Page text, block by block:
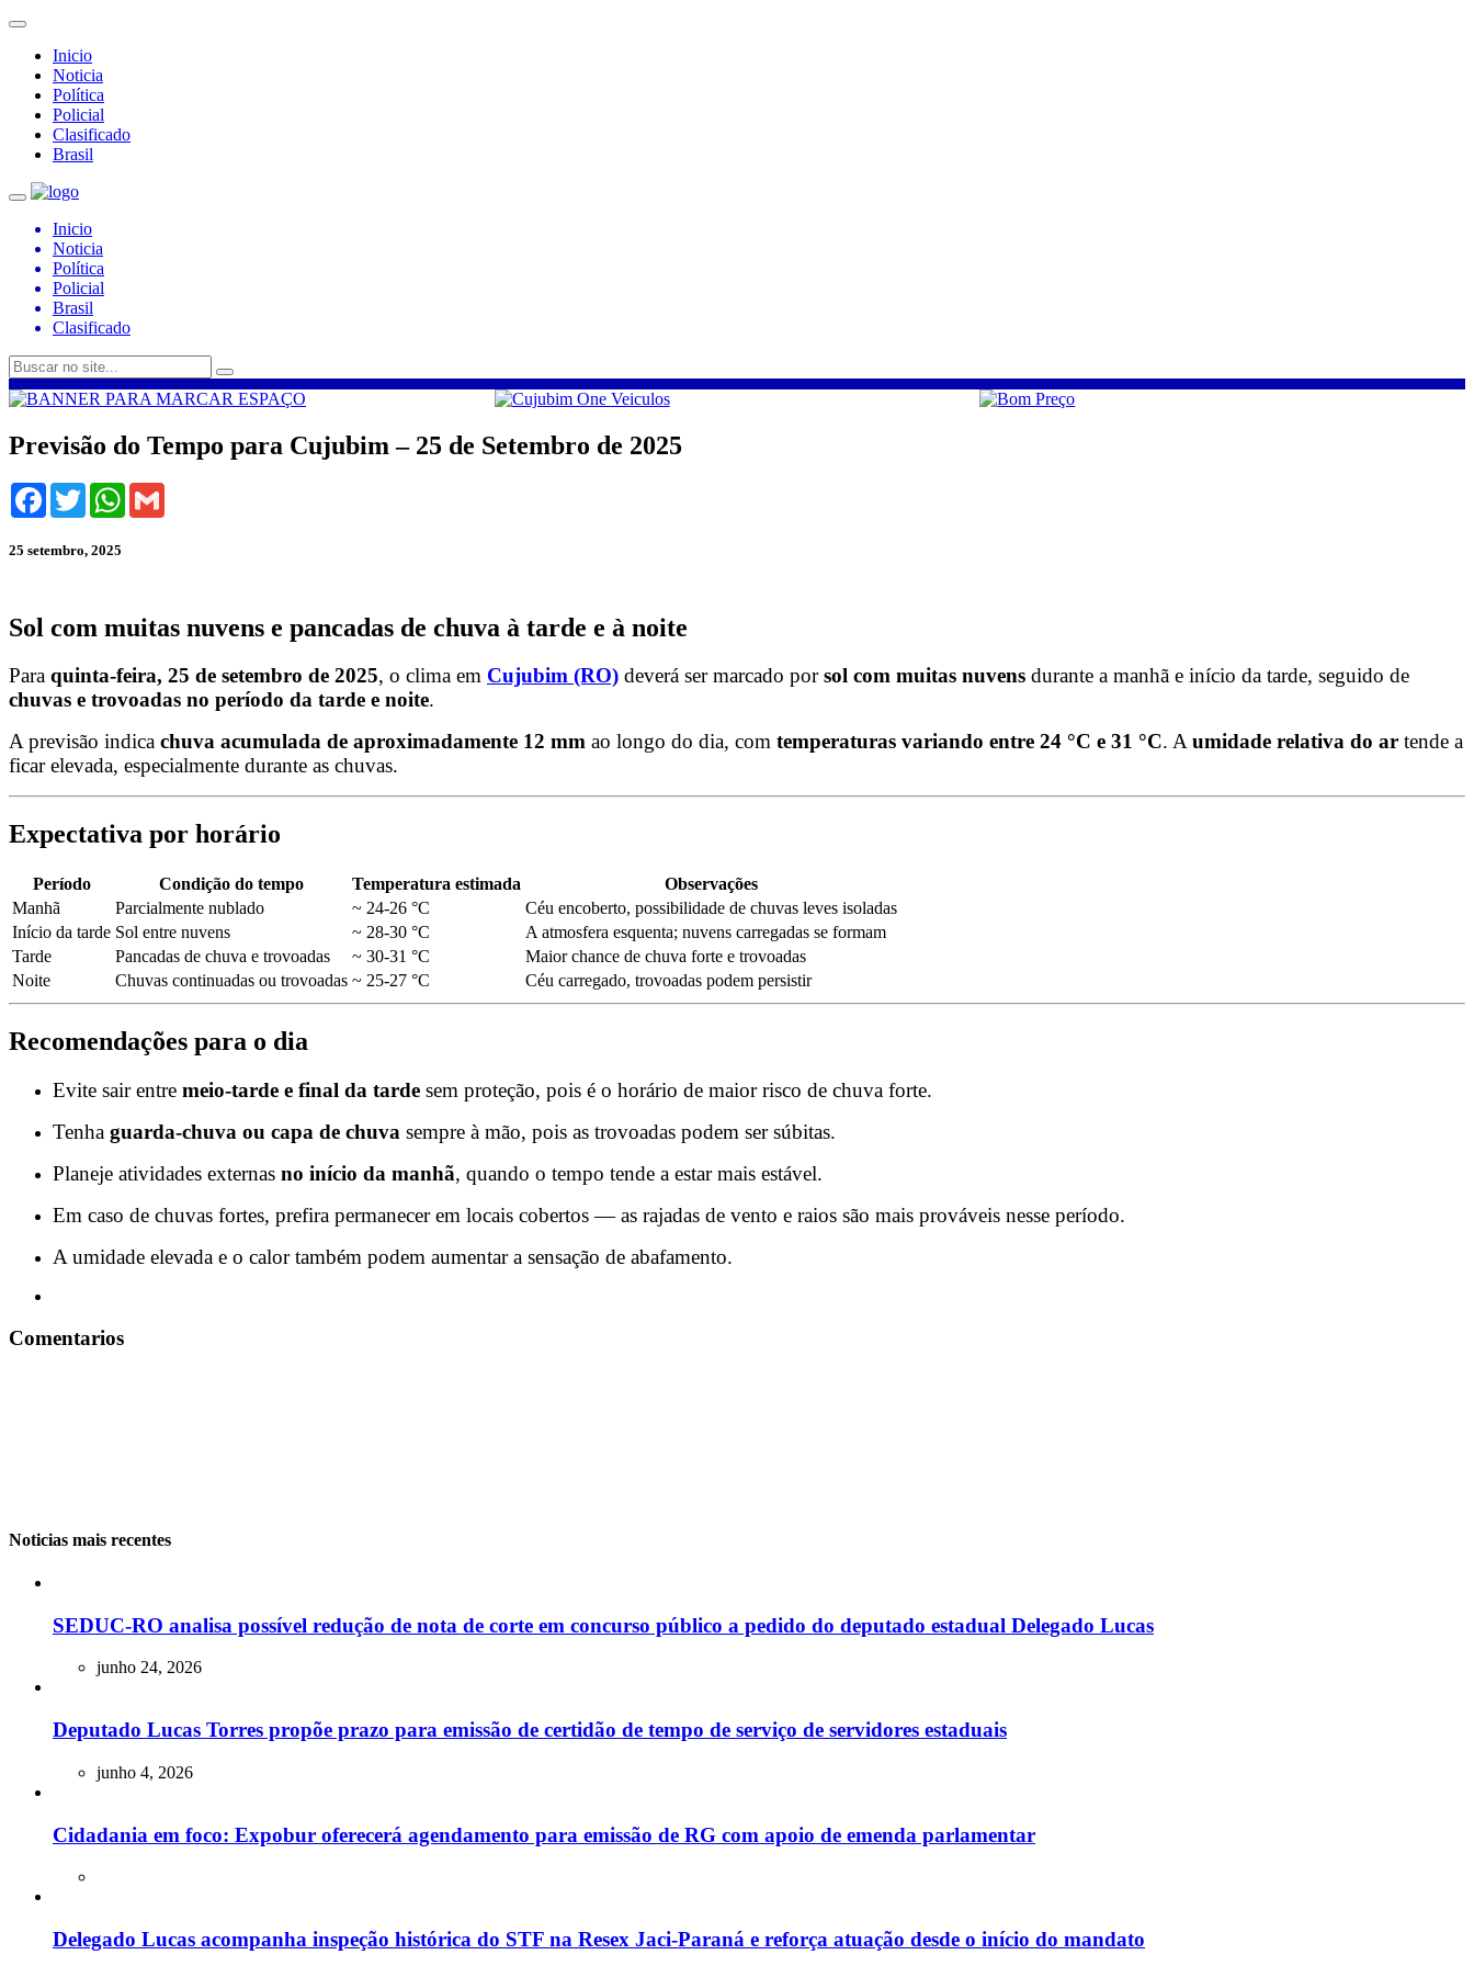
Inicio
Noticia
Política
Policial
Clasificado
Brasil
Inicio
Noticia
Política
Policial
Brasil
Clasificado
Previsão do Tempo para Cujubim – 25 de Setembro de 2025
Facebook
TwitterWhatsApp
25 setembro, 2025
Sol com muitas nuvens e pancadas de chuva à tarde e à noite
Para quinta-feira, 25 de setembro de 2025, o clima em Cujubim (RO) deverá ser marcado porsol com muitas nuvens durante a manhã e início da tarde, seguido de
chuvas e trovoadas no período da tarde e noite.
A previsão indica chuva acumulada de aproximadamente 12 mm ao longo do dia, com temperaturas variando entre 24 °C e 31 °C. A umidade relativa do ar tende a
ficar elevada, especialmente durante as chuvas.
Expectativa por horário
Período Condição do tempo Temperatura estimada
Observações
Manhã
Parcialmente nublado ~ 24-26 °C
Céu encoberto, possibilidade de chuvas leves isoladas
Início da tarde Sol entre nuvens ~ 28-30 °C
A atmosfera esquenta; nuvens carregadas se formam
Tarde
Pancadas de chuva e trovoadas ~ 30-31 °C
Maior chance de chuva forte e trovoadas
Noite
Chuvas continuadas ou trovoadas ~ 25-27 °C Céu carregado, trovoadas podem persistir
Recomendações para o dia
Evite sair entre meio-tarde e final da tarde sem proteção, pois é o horário de maior risco de chuva forte.
Tenha guarda-chuva ou capa de chuva sempre à mão, pois as trovoadas podem ser súbitas.
Planeje atividades externas no início da manhã, quando o tempo tende a estar mais estável.
Em caso de chuvas fortes, prefira permanecer em locais cobertos — as rajadas de vento e raios são mais prováveis nesse período.
A umidade elevada e o calor também podem aumentar a sensação de abafamento.
Comentarios
Noticias mais recentes
SEDUC-RO analisa possível redução de nota de corte em concurso público a pedido do deputado estadual Delegado Lucas
junho 24, 2026
Deputado Lucas Torres propõe prazo para emissão de certidão de tempo de serviço de servidores estaduais
junho 4, 2026
Cidadania em foco: Expobur oferecerá agendamento para emissão de RG com apoio de emenda parlamentar
Delegado Lucas acompanha inspeção histórica do STF na Resex Jaci-Paraná e reforça atuação desde o início do mandato